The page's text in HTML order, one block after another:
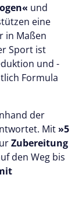
und
eine
in Maßen
Sport ist
und -
Formula
der
Mit »5
Zubereitung
den Weg bis